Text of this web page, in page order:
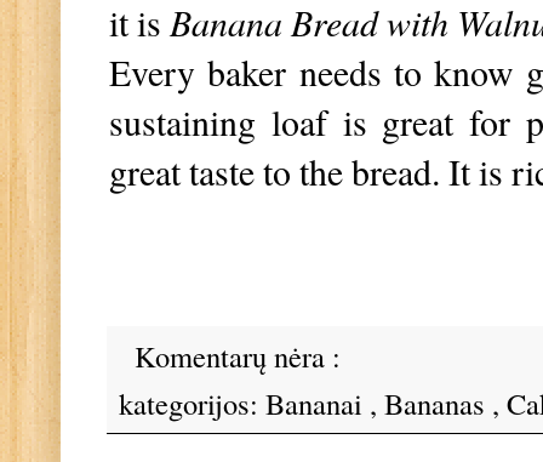
it is Banana Bread with
Every baker needs to know
sustaining loaf is great for
great taste to the bread. It is
Komentarų nėra :
kategorijos: Bananai , Bananas ,